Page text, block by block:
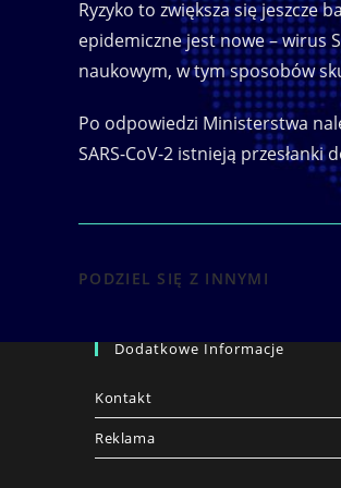
Ryzyko to zwiększa się jeszcze
epidemiczne jest nowe – wirus
naukowym, w tym sposobów
Po odpowiedzi Ministerstwa
SARS-CoV-2 istnieją
PODZIEL SIĘ Z INNYMI
CONTENT
Dodatkowe Informacje
Kontakt
Reklama